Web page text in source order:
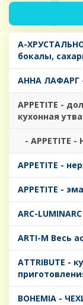
A-
бокалы,
AHHA
APPETITE -
кухонная
- APPETITE
APPETITE -
APPETITE -
ARC-
ARTI-M Весь
ATTRIBUTE -
BOHEMIA -